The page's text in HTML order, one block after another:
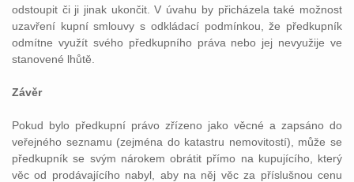
odstoupit či ji jinak ukončit. V úvahu by přicházela také možnost
uzavření kupní smlouvy s odkládací podmínkou, že předkupník
odmítne využít svého předkupního práva nebo jej nevyužije ve
stanovené lhůtě.
Závěr
Pokud bylo předkupní právo zřízeno jako věcné a zapsáno do
veřejného seznamu (zejména do katastru nemovitostí), může se
předkupník se svým nárokem obrátit přímo na kupujícího, který
věc od prodávajícího nabyl, aby na něj věc za příslušnou cenu